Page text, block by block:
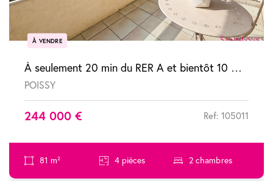
À VENDRE
À seulement 20 min du RER A et bientôt 10 min grâce au Tram 13 Appartement Poissy 4 pièces avec terrasse
POISSY
244 000 € Ref: 105011
81 m² 4 pièces 2 chambres